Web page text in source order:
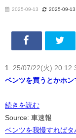
2025-09-13 2025-09-13
1: 25/07/22(火)
ベンツを買うとかホ
続きを読む
Source: 車速報
ベンツを我慢すれば